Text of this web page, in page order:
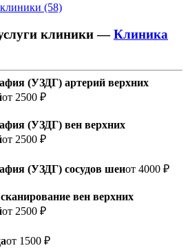
(58)
клиники —Клиника
(УЗДГ) артерий верхних
от 2500 ₽
(УЗДГ) вен верхних
от 2500 ₽
(УЗДГ) сосудов шеиот 4000 ₽
вен верхних
от 2500 ₽
от 1500 ₽